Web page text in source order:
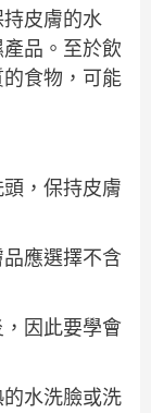
皮膚的水
品。至於飲
食物，可能
，保持皮膚
應選擇不含
因此要學會
水洗臉或洗